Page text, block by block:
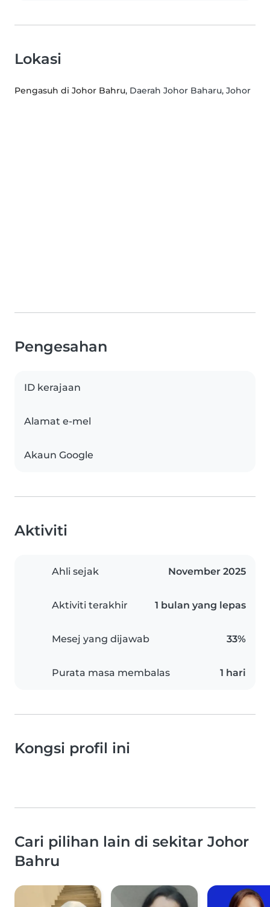
Lokasi
Pengasuh di Johor Bahru, Daerah Johor Baharu, Johor
Pengesahan
ID kerajaan
Alamat e-mel
Akaun Google
Aktiviti
Ahli sejak November 2025
Aktiviti terakhir 1 bulan yang lepas
Mesej yang dijawab 33%
Purata masa membalas 1 hari
Kongsi profil ini
Cari pilihan lain di sekitar Johor
Bahru